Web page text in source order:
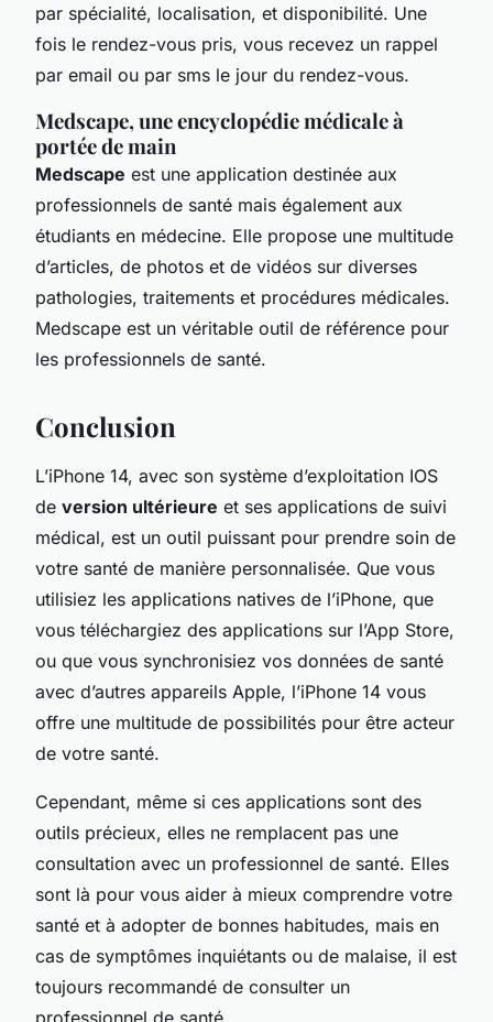
par spécialité, localisation, et disponibilité. Une
fois le rendez-vous pris, vous recevez un rappel
par email ou par sms le jour du rendez-vous.
Medscape, une encyclopédie médicale à
portée de main
Medscape est une application destinée aux
professionnels de santé mais également aux
étudiants en médecine. Elle propose une multitude
d’articles, de photos et de vidéos sur diverses
pathologies, traitements et procédures médicales.
Medscape est un véritable outil de référence pour
les professionnels de santé.
Conclusion
L’iPhone 14, avec son système d’exploitation IOS
de version ultérieure et ses applications de suivi
médical, est un outil puissant pour prendre soin de
votre santé de manière personnalisée. Que vous
utilisiez les applications natives de l’iPhone, que
vous téléchargiez des applications sur l’App Store,
ou que vous synchronisiez vos données de santé
avec d’autres appareils Apple, l’iPhone 14 vous
offre une multitude de possibilités pour être acteur
de votre santé.
Cependant, même si ces applications sont des
outils précieux, elles ne remplacent pas une
consultation avec un professionnel de santé. Elles
sont là pour vous aider à mieux comprendre votre
santé et à adopter de bonnes habitudes, mais en
cas de symptômes inquiétants ou de malaise, il est
toujours recommandé de consulter un
professionnel de santé.